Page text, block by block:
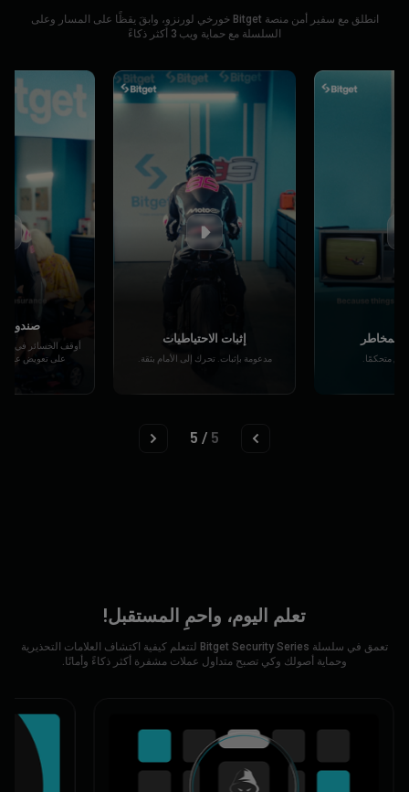
انطلق مع سفير أمن منصة Bitget خورخي لورنزو، وابقَ يقظًا على المسار وعلى
السلسلة مع حماية ويب 3 أكثر ذكاءً
المخاطر
ابق متحكمًا.
إثبات الاحتياطيات
مدعومة بإثبات. تحرك إلى الأمام بثقة.
صندوق
أوقف الخسائر في
على تعويض
5 / 5
تعلم اليوم، واحمِ المستقبل!
تعمق في سلسلة Bitget Security Series لتتعلم كيفية اكتشاف العلامات التحذيرية
وحماية أصولك وكي تصبح متداول عملات مشفرة أكثر ذكاءً وأمانًا.